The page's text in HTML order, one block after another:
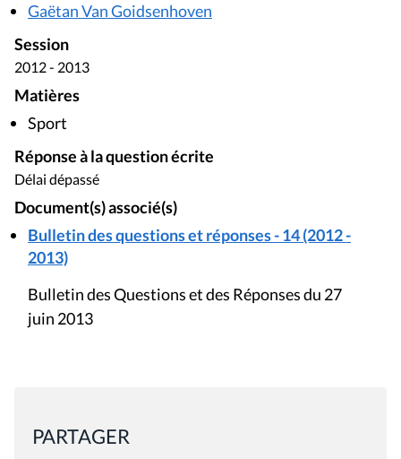
Gaëtan Van Goidsenhoven
Session
2012 - 2013
Matières
Sport
Réponse à la question écrite
Délai dépassé
Document(s) associé(s)
Bulletin des questions et réponses - 14 (2012 -
2013)
Bulletin des Questions et des Réponses du 27
juin 2013
PARTAGER